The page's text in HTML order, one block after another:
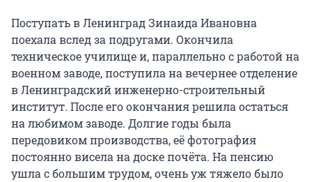
Поступать в Ленинград Зинаида Ивановна
поехала вслед за подругами. Окончила
техническое училище и, параллельно с работой на
военном заводе, поступила на вечернее отделение
в Ленинградский инженерно-строительный
институт. После его окончания решила остаться
на любимом заводе. Долгие годы была
передовиком производства, её фотография
постоянно висела на доске почёта. На пенсию
ушла с большим трудом, очень уж тяжело было